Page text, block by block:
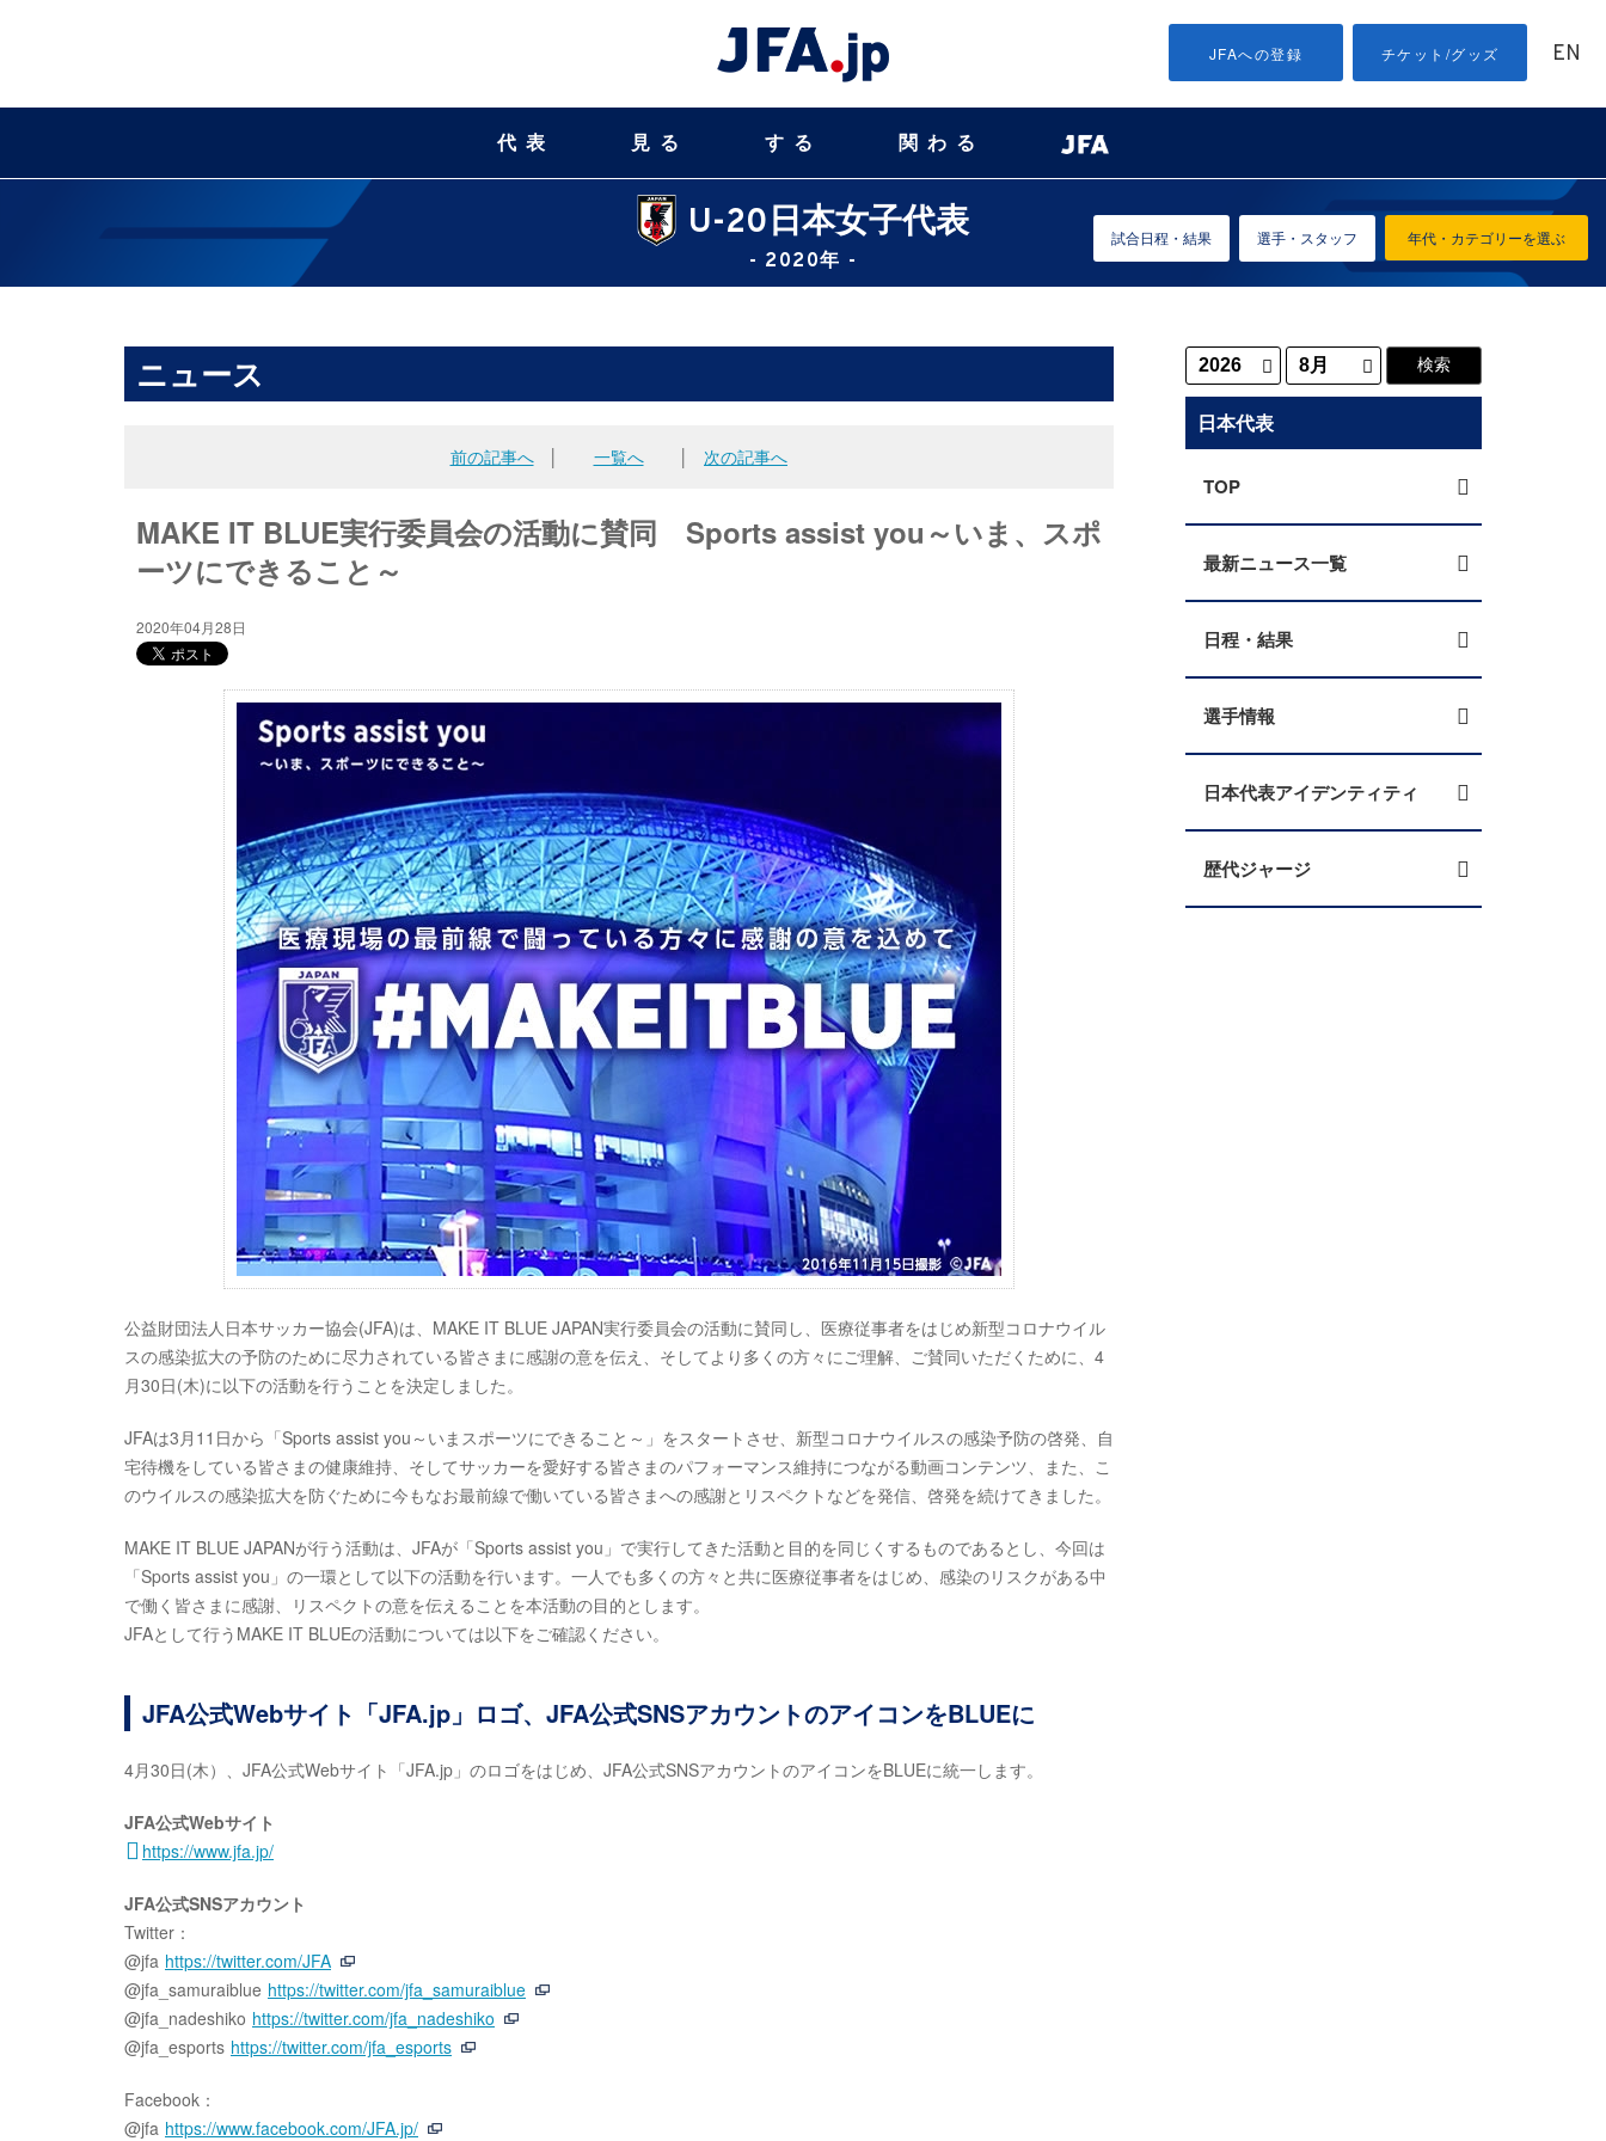
JFAへの登録 チケット/グッズ EN
代表 見る する 関わる
U-20日本女子代表
- 2020年 -
年代・カテゴリーを選ぶ
試合日程・結果 選手・スタッフ
ニュース
前の記事へ│ 一覧へ 次の記事へ
MAKE IT BLUE実行委員会の活動に賛同 Sports assist you～いま、スポ
ーツにできること～
2020年04月28日
公益財団法人日本サッカー協会(JFA)は、MAKE IT BLUE JAPAN実行委員会の活動に賛同し、医療従事者をはじめ新型コロナウイル
スの感染拡大の予防のために尽力されている皆さまに感謝の意を伝え、そしてより多くの方々にご理解、ご賛同いただくために、4
月30日(木)に以下の活動を行うことを決定しました。
JFAは3月11日から「Sports assist you～いまスポーツにできること～」をスタートさせ、新型コロナウイルスの感染予防の啓発、自
宅待機をしている皆さまの健康維持、そしてサッカーを愛好する皆さまのパフォーマンス維持につながる動画コンテンツ、また、こ
のウイルスの感染拡大を防ぐために今もなお最前線で働いている皆さまへの感謝とリスペクトなどを発信、啓発を続けてきました。
MAKE IT BLUE JAPANが行う活動は、JFAが「Sports assist you」で実行してきた活動と目的を同じくするものであるとし、今回は
「Sports assist you」の一環として以下の活動を行います。一人でも多くの方々と共に医療従事者をはじめ、感染のリスクがある中
で働く皆さまに感謝、リスペクトの意を伝えることを本活動の目的とします。
JFAとして行うMAKE IT BLUEの活動については以下をご確認ください。
JFA公式Webサイト「JFA.jp」ロゴ、JFA公式SNSアカウントのアイコンをBLUEに
4月30日(木）、JFA公式Webサイト「JFA.jp」のロゴをはじめ、JFA公式SNSアカウントのアイコンをBLUEに統一します。
JFA公式Webサイト
https://www.jfa.jp/
JFA公式SNSアカウント
Twitter：
@jfa https://twitter.com/JFA
@jfa_samuraiblue https://twitter.com/jfa_samuraiblue
@jfa_nadeshiko https://twitter.com/jfa_nadeshiko
@jfa_esports https://twitter.com/jfa_esports
Facebook：
@jfa https://www.facebook.com/JFA.jp/
日本代表
TOP
最新ニュース一覧
日程・結果
選手情報
日本代表アイデンティティ
歴代ジャージ